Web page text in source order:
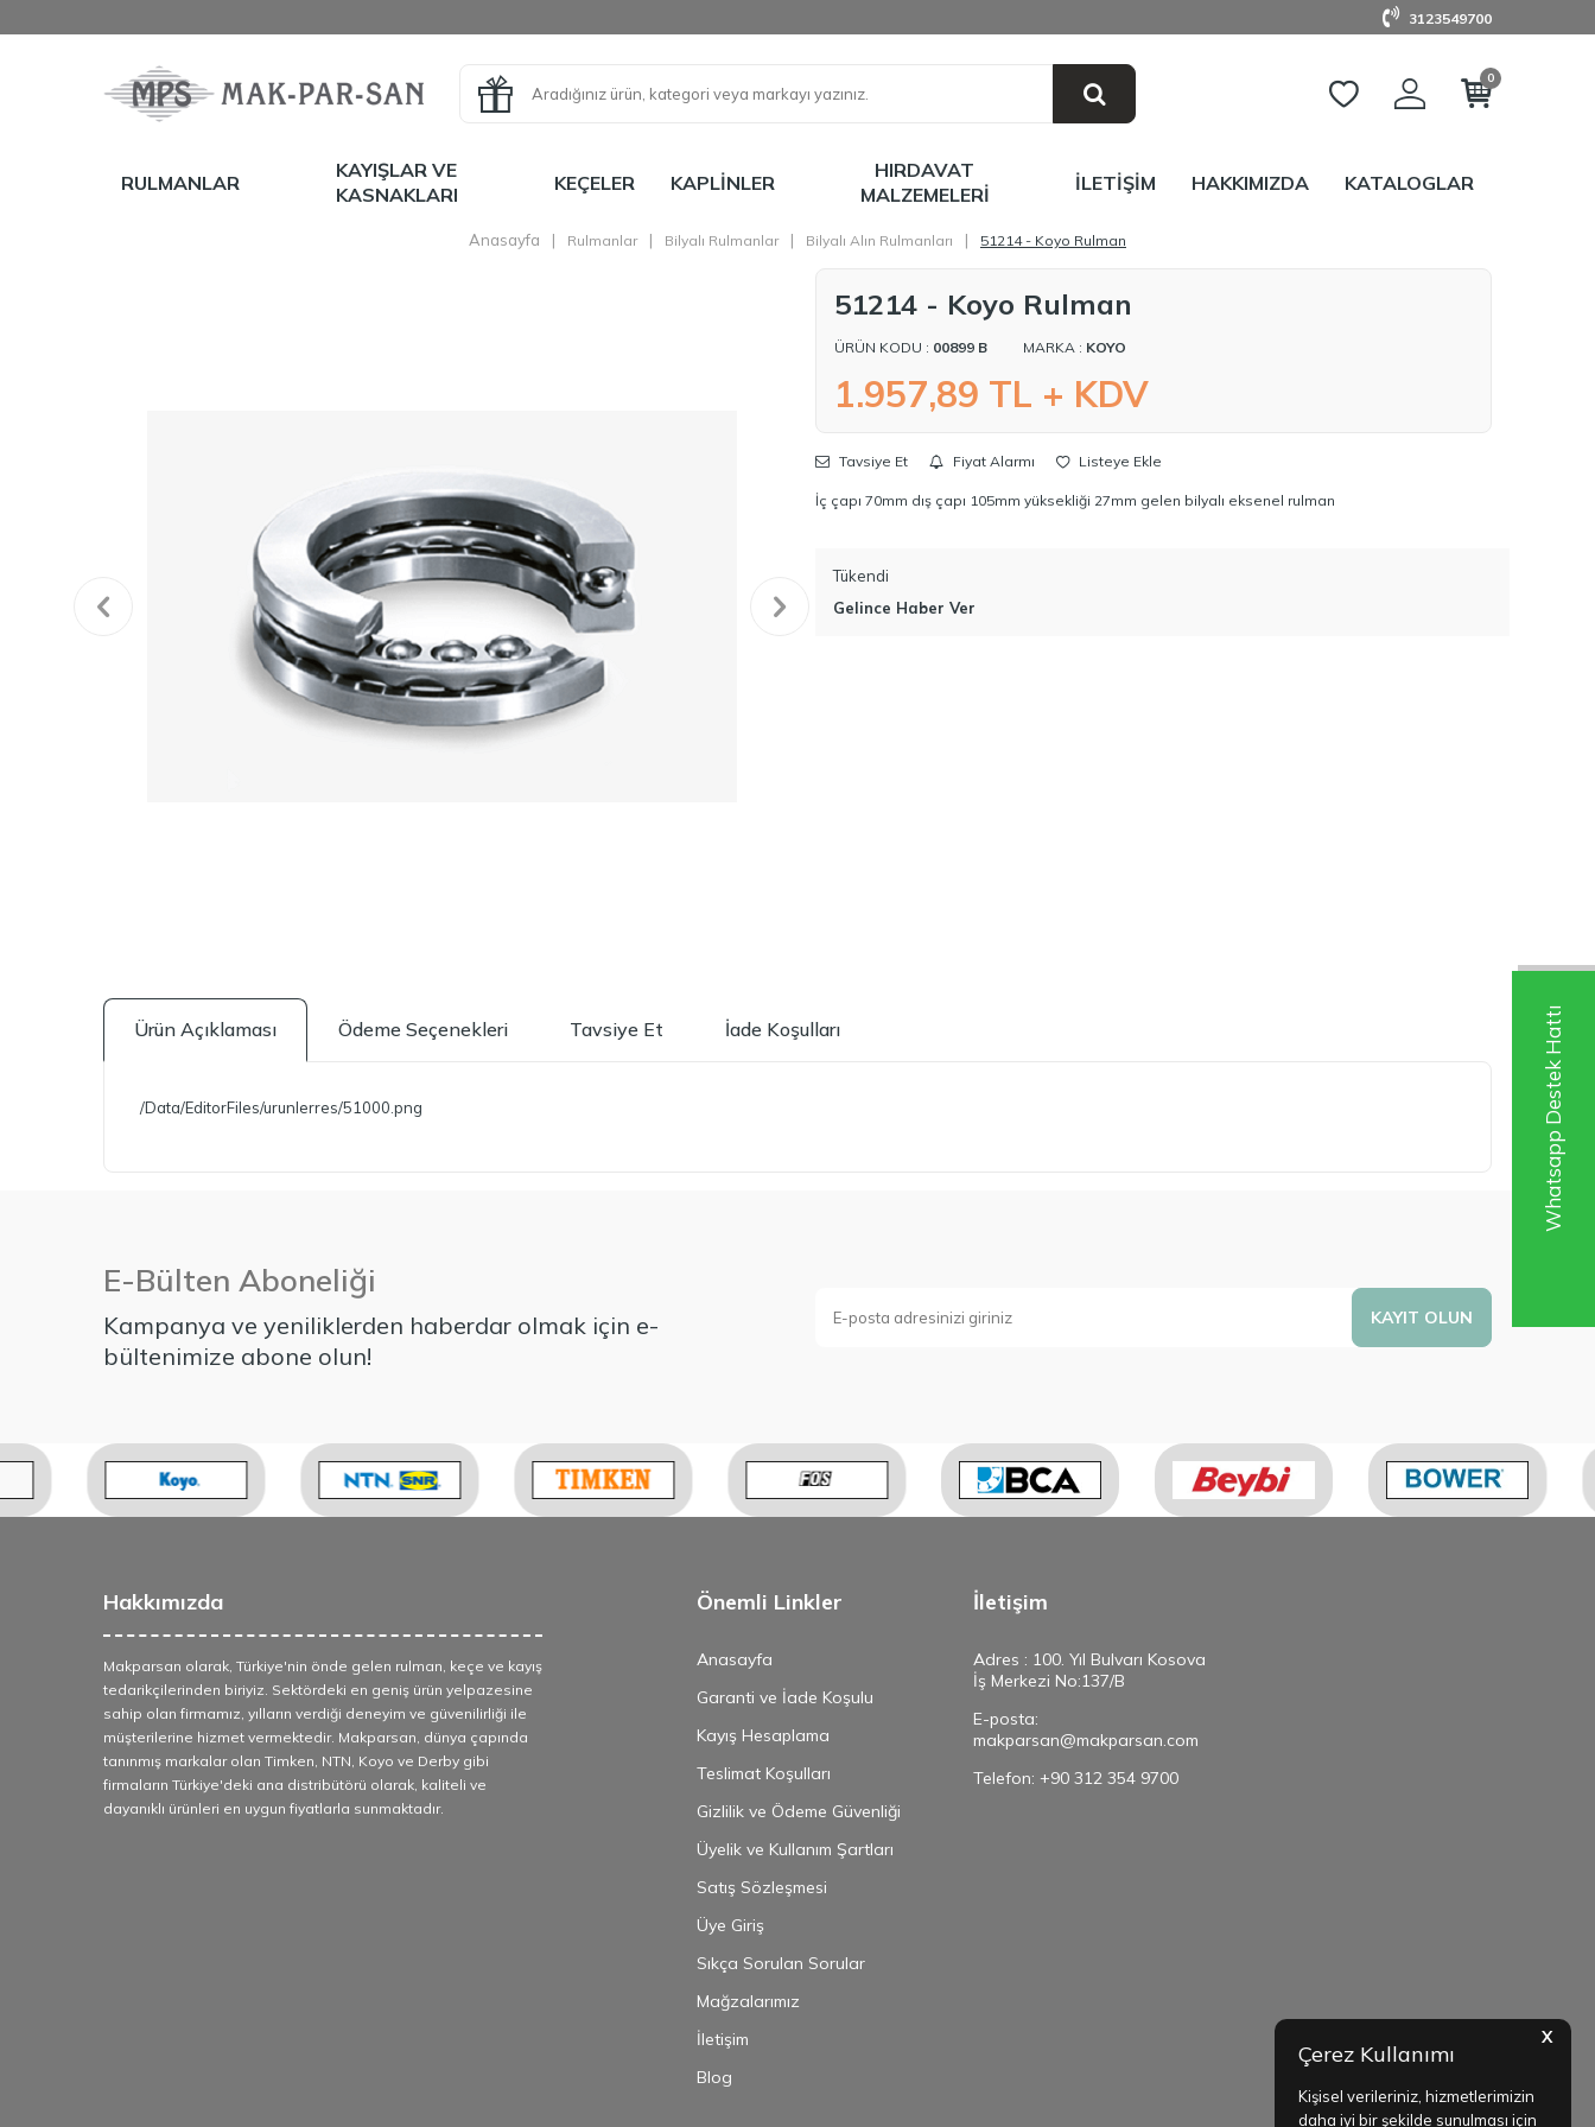
X
Çerez Kullanımı
Kişisel verileriniz, hizmetlerimizin
daha iyi bir şekilde sunulması için
Whatsapp Destek Hattı
3123549700
0
RULMANLAR
KAYIŞLAR VE
KASNAKLARI
KEÇELER KAPLINLER
HIRDAVAT
MALZEMELERI
İLETIŞIM HAKKIMIZDA KATALOGLAR
Anasayfa | Rulmanlar | Bilyalı Rulmanlar | Bilyalı Alın Rulmanları | 51214 - Koyo Rulman
51214 - Koyo Rulman
ÜRÜN KODU : 00899 B MARKA : KOYO
1.957,89 TL + KDV
Tavsiye Et Fiyat Alarmı Listeye Ekle
İç çapı 70mm dış çapı 105mm yüksekliği 27mm gelen bilyalı eksenel rulman
Tükendi
Gelince Haber Ver
Ürün Açıklaması Ödeme Seçenekleri Tavsiye Et İade Koşulları
/Data/EditorFiles/urunlerres/51000.png
E-Bülten Aboneliği
Kampanya ve yeniliklerden haberdar olmak için e-
bültenimize abone olun!
KAYIT OLUN
Hakkımızda
Makparsan olarak, Türkiye'nin önde gelen rulman, keçe ve kayış
tedarikçilerinden biriyiz. Sektördeki en geniş ürün yelpazesine
sahip olan firmamız, yılların verdiği deneyim ve güvenilirliği ile
müşterilerine hizmet vermektedir. Makparsan, dünya çapında
tanınmış markalar olan Timken, NTN, Koyo ve Derby gibi
firmaların Türkiye'deki ana distribütörü olarak, kaliteli ve
dayanıklı ürünleri en uygun fiyatlarla sunmaktadır.
Önemli Linkler
Anasayfa
Garanti ve İade Koşulu
Kayış Hesaplama
Teslimat Koşulları
Gizlilik ve Ödeme Güvenliği
Üyelik ve Kullanım Şartları
Satış Sözleşmesi
Üye Giriş
Sıkça Sorulan Sorular
Mağzalarımız
İletişim
Blog
İletişim
Adres : 100. Yıl Bulvarı Kosova
İş Merkezi No:137/B
E-posta:
makparsan@makparsan.com
Telefon: +90 312 354 9700